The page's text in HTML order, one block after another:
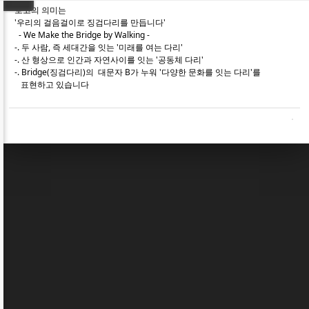
로고의 의미는
'우리의 걸음걸이로 징검다리를 만듭니다'
- We Make the Bridge by Walking -
-. 두 사람, 즉 세대간을 잇는 '미래를 여는 다리'
-. 산 형상으로 인간과 자연사이를 잇는 '공동체 다리'
-. Bridge(징검다리)의 대문자 B가 누워 '다양한 문화를 잇는 다리'를
표현하고 있습니다